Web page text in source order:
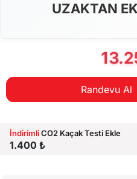
UZAKTAN
Randevu Al
İndirimliCO2 Kaçak Testi Ekle
1.400 ₺